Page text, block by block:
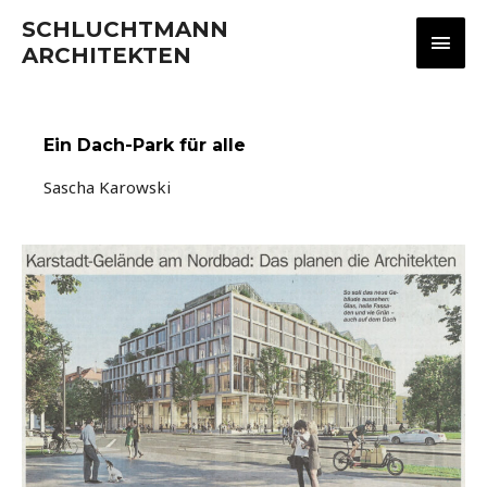
SCHLUCHTMANN
ARCHITEKTEN
Ein Dach-Park für alle
Sascha Karowski